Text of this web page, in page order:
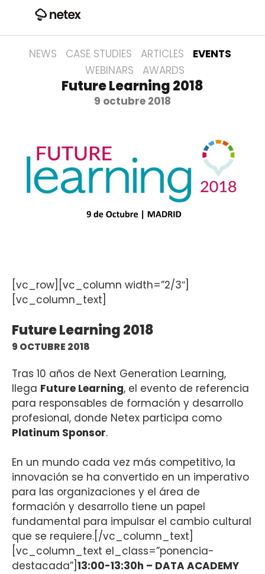
NEWS CASE STUDIES ARTICLES
EVENTS
WEBINARS
AWARDS
Future Learning 2018
9 octubre 2018
[vc_row][vc_column width=”2/3″]
[vc_column_text]
Future Learning 2018
9 OCTUBRE 2018
Tras 10 años de Next Generation Learning,
llega Future Learning, el evento de referencia
para responsables de formación y desarrollo
profesional, donde Netex participa como
Platinum Sponsor.
En un mundo cada vez más competitivo, la
innovación se ha convertido en un imperativo
para las organizaciones y el área de
formación y desarrollo tiene un papel
fundamental para impulsar el cambio cultural
que se requiere.[/vc_column_text]
[vc_column_text el_class=”ponencia-
destacada”] 13:00-13:30h – DATA ACADEMY